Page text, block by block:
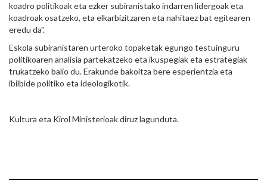
koadro politikoak eta ezker subiranistako indarren lidergoak eta
koadroak osatzeko, eta elkarbizitzaren eta nahitaez bat egitearen
eredu da".
Eskola subiranistaren urteroko topaketak egungo testuinguru
politikoaren analisia partekatzeko eta ikuspegiak eta estrategiak
trukatzeko balio du. Erakunde bakoitza bere esperientzia eta
ibilbide politiko eta ideologikotik.
Kultura eta Kirol Ministerioak diruz lagunduta.